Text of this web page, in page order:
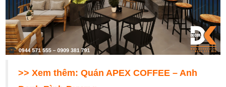
>> Xem thêm:Quán APEX COFFEE – Anh